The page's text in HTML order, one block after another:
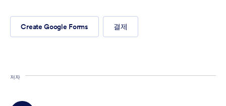
Create Google Forms 결제
저자